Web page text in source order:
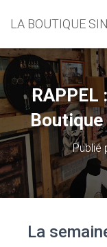
LA BOUTIQUE
Boutique
Publié
La